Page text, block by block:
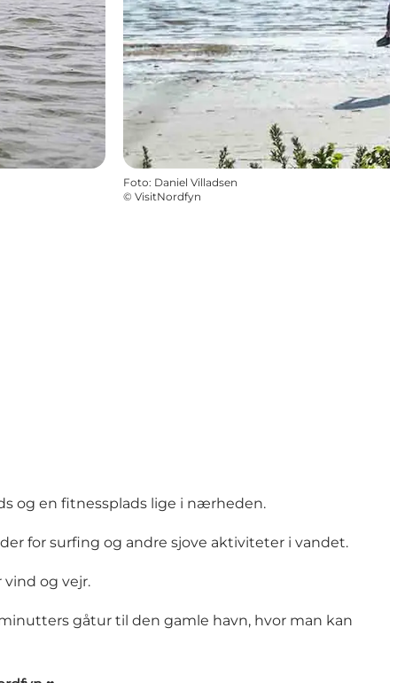
Foto: Daniel Villadsen
© VisitNordfyn
og en fitnessplads lige i nærheden.
for surfing og andre sjove aktiviteter i vandet.
og vejr.
gåtur til den gamle havn, hvor man kan